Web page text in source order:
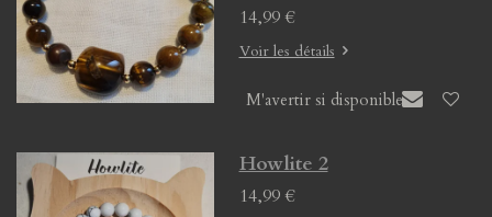
14,99 €
Voir les détails
M'avertir si disponible
Howlite 2
14,99 €